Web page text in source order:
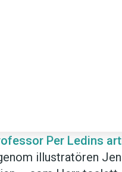
Per Ledins
illustratören